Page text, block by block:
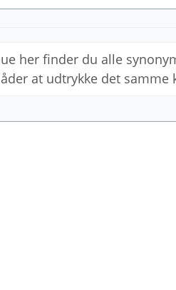
her finder du alle
at udtrykke det samme